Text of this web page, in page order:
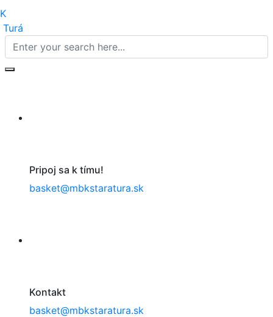
Pripoj sa k tímu!
basket@mbkstaratura.sk
Kontakt
basket@mbkstaratura.sk